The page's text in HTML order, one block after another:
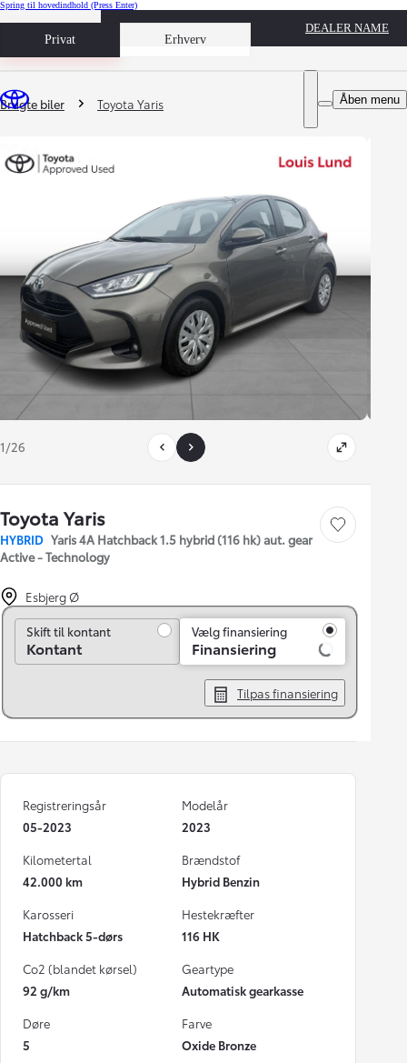
Spring til hovedindhold (Press Enter)
Privat Erhverv
Book prøvetur
DEALER NAME
Åben menu
Du er her
Brugte biler Toyota Yaris
1/26
Toyota Yaris
HYBRID Yaris 4A Hatchback 1.5 hybrid (116 hk) aut. gear
Active - Technology
Gem bil
Esbjerg Ø
Skift til kontant
Skift til kontant
Kontant
Vælg finansiering
Finansiering
Tilpas finansiering
Registreringsår
05-2023
Modelår
2023
Kilometertal
42.000 km
Brændstof
Hybrid Benzin
Karosseri
Hatchback 5-dørs
Hestekræfter
116 HK
Co2 (blandet kørsel)
92 g/km
Geartype
Automatisk gearkasse
Døre
5
Farve
Oxide Bronze